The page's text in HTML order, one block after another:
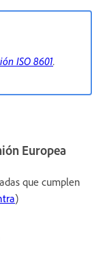
ISO 8601.
Europea
que cumplen
)